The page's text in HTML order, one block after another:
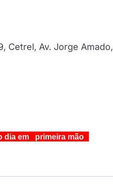
Cetrel, Av. Jorge Amado,
dia em primeira mão